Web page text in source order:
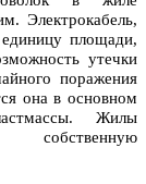
Электрокабель,
площади,
утечки
поражения
она в основном
Жилы